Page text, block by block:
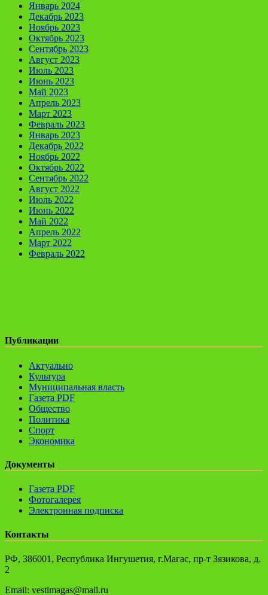
Январь 2024
Декабрь 2023
Ноябрь 2023
Октябрь 2023
Сентябрь 2023
Август 2023
Июль 2023
Июнь 2023
Май 2023
Апрель 2023
Март 2023
Февраль 2023
Январь 2023
Декабрь 2022
Ноябрь 2022
Октябрь 2022
Сентябрь 2022
Август 2022
Июль 2022
Июнь 2022
Май 2022
Апрель 2022
Март 2022
Февраль 2022
Публикации
Актуально
Культура
Муниципальная власть
Газета PDF
Общество
Политика
Спорт
Экономика
Документы
Газета PDF
Фотогалерея
Электронная подписка
Контакты
РФ, 386001, Республика Ингушетия, г.Магас, пр-т Зязикова, д.
2
Email: vestimagas@mail.ru